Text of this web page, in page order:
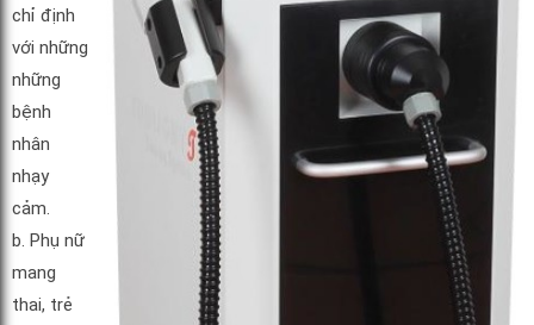
chỉ định
với những
những
bệnh
nhân
nhạy
cảm.
b. Phụ nữ
mang
thai, trẻ